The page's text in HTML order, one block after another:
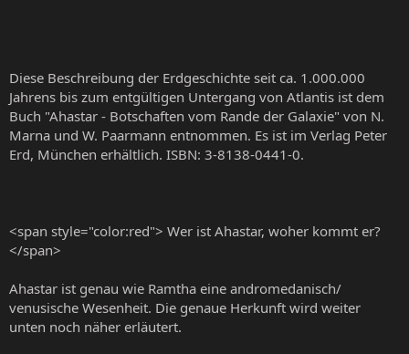
Diese Beschreibung der Erdgeschichte seit ca. 1.000.000
Jahrens bis zum entgültigen Untergang von Atlantis ist dem
Buch "Ahastar - Botschaften vom Rande der Galaxie" von N.
Marna und W. Paarmann entnommen. Es ist im Verlag Peter
Erd, München erhältlich. ISBN: 3-8138-0441-0.
<span style="color:red"> Wer ist Ahastar, woher kommt er?
</span>
Ahastar ist genau wie Ramtha eine andromedanisch/
venusische Wesenheit. Die genaue Herkunft wird weiter
unten noch näher erläutert.